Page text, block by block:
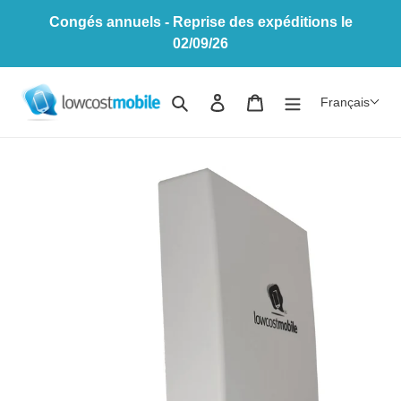
Congés annuels - Reprise des expéditions le
02/09/26
RechercherSe connecter
Panier Français